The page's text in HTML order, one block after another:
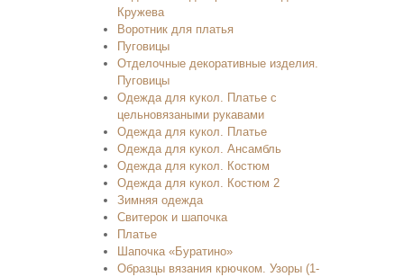
Кружева
Воротник для платья
Пуговицы
Отделочные декоративные изделия.
Пуговицы
Одежда для кукол. Платье с
цельновязаными рукавами
Одежда для кукол. Платье
Одежда для кукол. Ансамбль
Одежда для кукол. Костюм
Одежда для кукол. Костюм 2
Зимняя одежда
Свитерок и шапочка
Платье
Шапочка «Буратино»
Образцы вязания крючком. Узоры (1-